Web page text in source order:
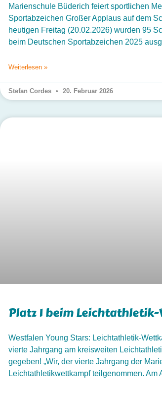
Marienschule Büderich feiert sportlichen
Sportabzeichen Großer Applaus auf dem
heutigen Freitag (20.02.2026) wurden 95
beim Deutschen Sportabzeichen 2025
Weiterlesen »
Stefan Cordes 20. Februar 2026
Platz 1 beim
Westfalen Young Stars: Leichtathletik-
vierte Jahrgang am kreisweiten
gegeben! „Wir, der vierte Jahrgang der
Leichtathletikwettkampf teilgenommen. Am